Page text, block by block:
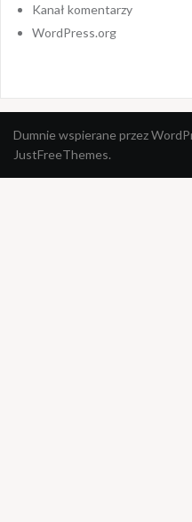
Kanał komentarzy
WordPress.org
Dumnie wspierane przez
JustFreeThemes.